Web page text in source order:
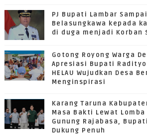
PJ Bupati Lambar
Belasungkawa kepada
di duga menjadi Korban
Gotong Royong Warga
Apresiasi Bupati
HELAU Wujudkan Desa
Menginspirasi
Karang Taruna
Masa Bakti Lewat
Gunung Rajabasa,
Dukung Penuh